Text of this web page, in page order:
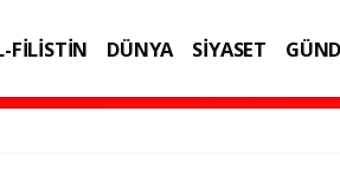
FİLİSTİN DÜNYA SİYASET